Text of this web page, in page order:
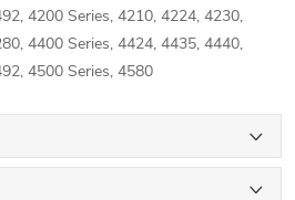
4200 Series, 4210, 4224, 4230,
4400 Series, 4424, 4435, 4440,
4500 Series, 4580